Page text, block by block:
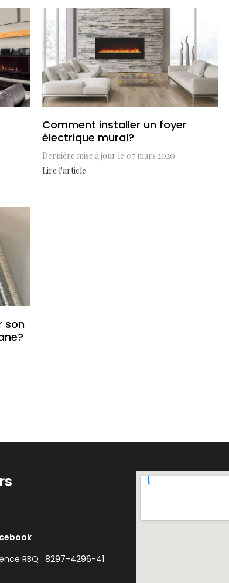
Comment installer un foyer
électrique mural?
Dernière mise à jour le 07 mars 2020
Lire l'article
son
RBQ : 8297-4296-41